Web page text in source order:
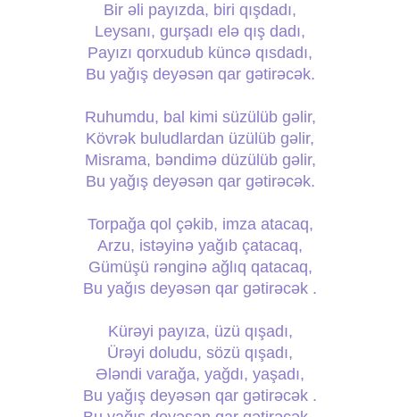
Bir əli payızda, biri qışdadı,
Leysanı, gurşadı elə qış dadı,
Payızı qorxudub küncə qısdadı,
Bu yağış deyəsən qar gətirəcək.
Ruhumdu, bal kimi süzülüb gəlir,
Kövrək buludlardan üzülüb gəlir,
Misrama, bəndimə düzülüb gəlir,
Bu yağış deyəsən qar gətirəcək.
Torpağa qol çəkib, imza atacaq,
Arzu, istəyinə yağıb çatacaq,
Gümüşü rənginə ağlıq qatacaq,
Bu yağıs deyəsən qar gətirəcək .
Kürəyi payıza, üzü qışadı,
Ürəyi doludu, sözü qışadı,
Ələndi varağa, yağdı, yaşadı,
Bu yağış deyəsən qar gətirəcək .